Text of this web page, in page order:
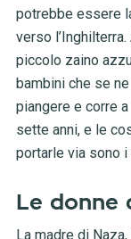
potrebbe essere
verso
piccolo zaino
bambini che se
piangere e corre
sette anni, e le
portarle via sono
Le donne
La madre di